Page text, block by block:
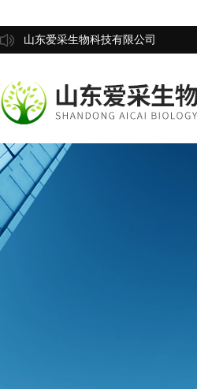
山东爱采生物科技有限公司